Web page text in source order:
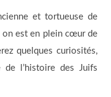
et tortueuse de
on est en plein cœur de
quelques curiosités,
de l’histoire des Juifs